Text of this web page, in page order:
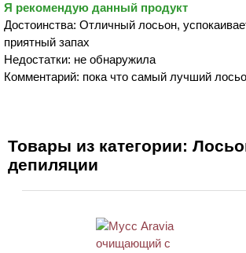
Я рекомендую данный продукт
Достоинства: Отличный лосьон,
приятный запах
Недостатки: не обнаружила
Комментарий: пока что самый лучший
Товары из категории:
депиляции